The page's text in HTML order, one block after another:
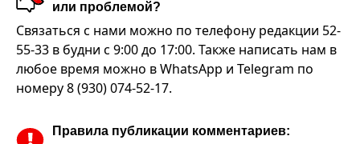
или проблемой?
Связаться с нами можно по телефону редакции 52-
55-33 в будни с 9:00 до 17:00. Также написать нам в
любое время можно в WhatsApp и Telegram по
номеру 8 (930) 074-52-17.
Правила публикации комментариев: